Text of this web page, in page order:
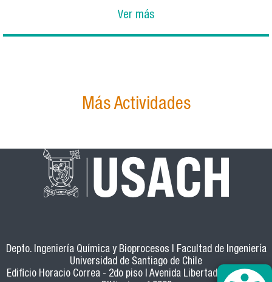
Ver más
Más Actividades
Depto. Ingeniería Química y Bioprocesos | Facultad de Ingeniería
Universidad de Santiago de Chile
Edificio Horacio Correa - 2do piso | Avenida Libertador Bernardo